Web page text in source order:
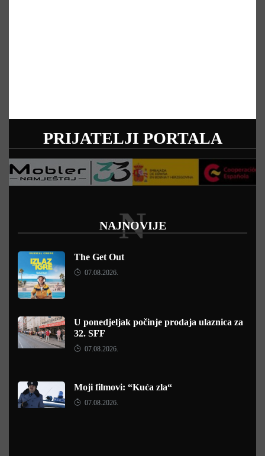
PRIJATELJI PORTALA
NAJNOVIJE
N
The Get Out
07.08.2026.
U ponedjeljak počinje prodaja ulaznica za
32. SFF
07.08.2026.
Moji filmovi: “Kuća zla“
07.08.2026.